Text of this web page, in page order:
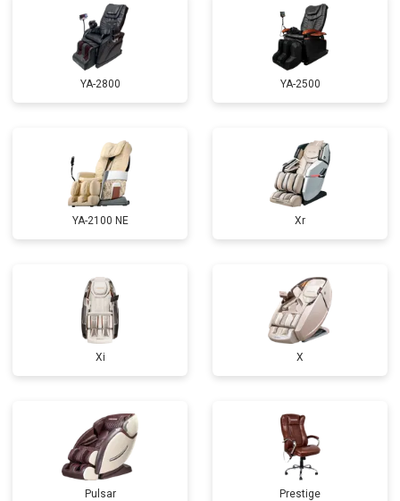
Замена сетевого трансформатора от 4500 ₽ Заказать
Ремонт микро-лифта от 5500 ₽
YA-2800 YA-2500
YA-2100 NE Xr
Xi X
Pulsar Prestige